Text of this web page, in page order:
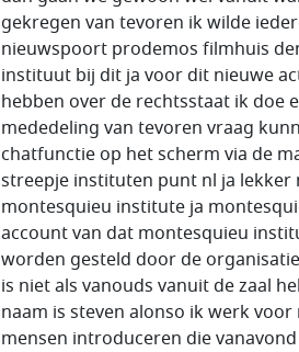
gekregen van tevoren ik wilde
nieuwspoort prodemos filmhuis
instituut bij dit ja voor dit nieuwe
hebben over de rechtsstaat ik doe
mededeling van tevoren vraag
chatfunctie op het scherm via de
streepje instituten punt nl ja
montesquieu institute ja
account van dat montesquieu
worden gesteld door de
is niet als vanouds vanuit de zaal
naam is steven alonso ik werk
mensen introduceren die